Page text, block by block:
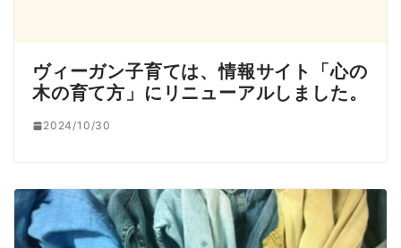
ヴィーガン子育ては、情報サイト「心の
木の育て方」にリニューアルしました。
2024/10/30